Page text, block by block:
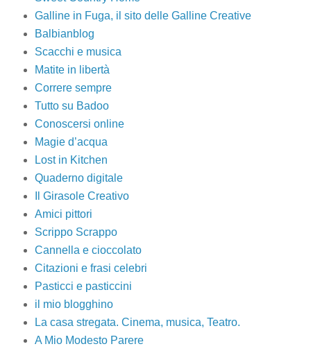
Galline in Fuga, il sito delle Galline Creative
Balbianblog
Scacchi e musica
Matite in libertà
Correre sempre
Tutto su Badoo
Conoscersi online
Magie d’acqua
Lost in Kitchen
Quaderno digitale
Il Girasole Creativo
Amici pittori
Scrippo Scrappo
Cannella e cioccolato
Citazioni e frasi celebri
Pasticci e pasticcini
il mio blogghino
La casa stregata. Cinema, musica, Teatro.
A Mio Modesto Parere